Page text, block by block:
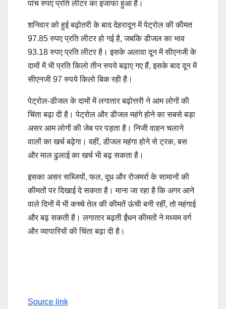
पांच रुपए प्रति लीटर का इजाफा हुआ है।
शनिवार को हुई बढ़ोतरी के बाद देहरादून में पेट्रोल की कीमत
97.85 रुपए प्रति लीटर हो गई है, जबकि डीजल का भाव
93.18 रुपए प्रति लीटर है। इसके अलावा दून में सीएनजी के
दामों में भी प्रति किलो तीन रुपये बढ़ाए गए हैं, इसके बाद दून में
सीएनजी 97 रुपये किलो बिक रही है।
पेट्रोल-डीजल के दामों में लगातार बढ़ोत्तरी ने आम लोगों की
चिंता बढ़ा दी है। पेट्रोल और डीजल महंगे होने का सबसे बड़ा
असर आम लोगों की जेब पर पड़ता है। निजी वाहन चलाने
वालों का खर्च बढ़ेगा। वहीं, डीजल महंगा होने से ट्रक, बस
और माल ढुलाई का खर्च भी बढ़ सकता है।
इसका असर सब्जियों, फल, दूध और रोजमर्रा के सामानों की
कीमतों पर दिखाई दे सकता है। माना जा रहा है कि अगर आने
वाले दिनों में भी कच्चे तेल की कीमतें ऊंची बनी रहीं, तो महंगाई
और बढ़ सकती है। लगातार बढ़ती ईंधन कीमतों ने मध्यम वर्ग
और व्यापारियों की चिंता बढ़ा दी है।
Source link